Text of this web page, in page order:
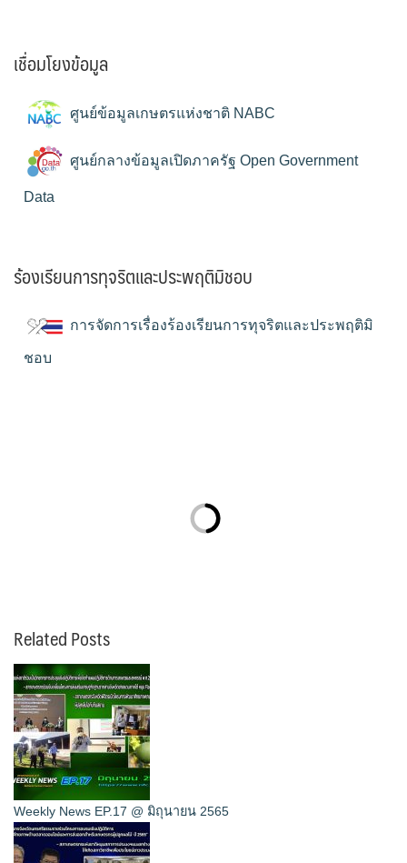
เชื่อมโยงข้อมูล
ศูนย์ข้อมูลเกษตรแห่งชาติ NABC
ศูนย์กลางข้อมูลเปิดภาครัฐ Open Government
Data
ร้องเรียนการทุจริตและประพฤติมิชอบ
การจัดการเรื่องร้องเรียนการทุจริตและประพฤติมิ
ชอบ
Related Posts
Weekly News EP.17 @ มิถุนายน 2565